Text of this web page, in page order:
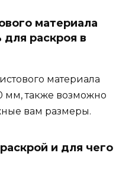
материала
раскроя в
материала
мм, также возможно
вам размеры.
и для чего